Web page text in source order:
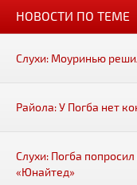
НОВОСТИ ПО ТЕМЕ
Слухи: Моуринью
Райола: У Погба нет
Слухи: Погба
«Юнайтед»